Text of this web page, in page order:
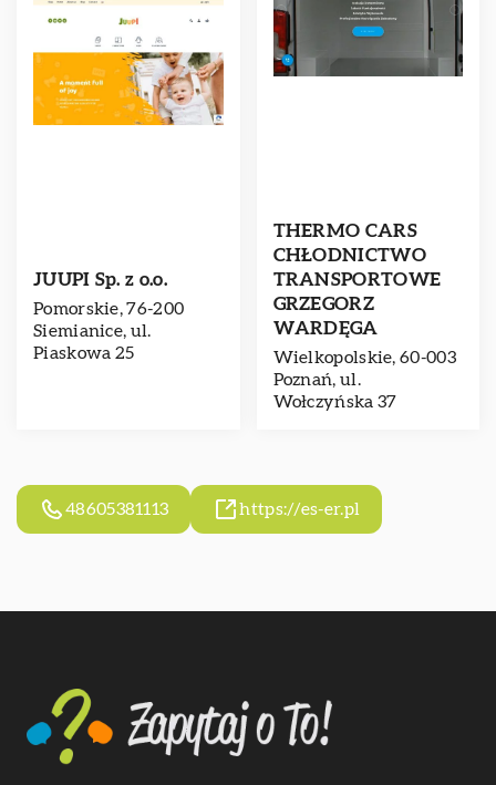
JUUPI Sp. z o.o.
Pomorskie, 76-200
Siemianice, ul.
Piaskowa 25
THERMO CARS
CHŁODNICTWO
TRANSPORTOWE
GRZEGORZ
WARDĘGA
Wielkopolskie, 60-003
Poznań, ul.
Wołczyńska 37
48605381113 https://es-er.pl